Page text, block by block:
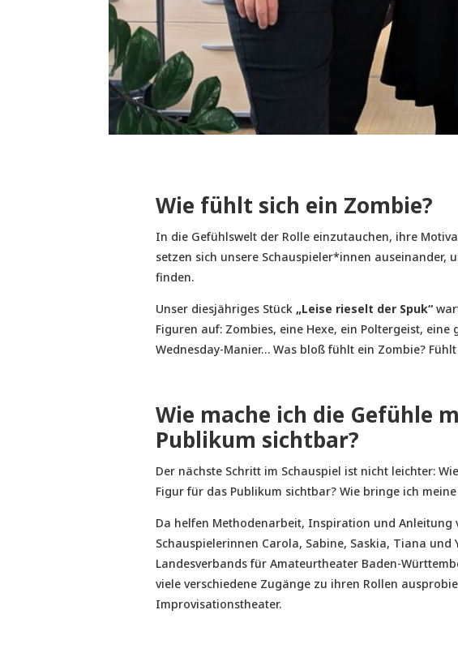
Wie fühlt sich ein Zombie?
In die Gefühlswelt der Rolle einzutauchen, ihre
setzen sich unsere Schauspieler*innen auseinander,
finden.
Unser diesjähriges Stück „Leise rieselt der Spuk“
Figuren auf: Zombies, eine Hexe, ein Poltergeist, eine
Wednesday-Manier… Was bloß fühlt ein Zombie?
Wie mache ich die Gefühle
Publikum sichtbar?
Der nächste Schritt im Schauspiel ist nicht leichter:
Figur für das Publikum sichtbar? Wie bringe ich
Da helfen Methodenarbeit, Inspiration und Anleitung
Schauspielerinnen Carola, Sabine, Saskia, Tiana und
Landesverbands für Amateurtheater Baden-
viele verschiedene Zugänge zu ihren Rollen
Improvisationstheater.